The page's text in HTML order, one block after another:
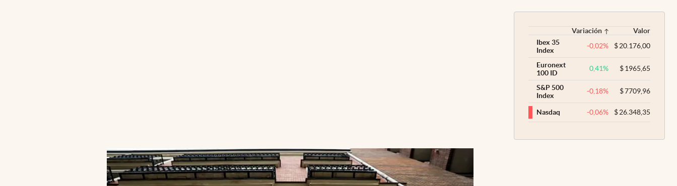
Variación
Valor
Ibex 35
Index
-0,02% $20.176,00
Euronext
100 ID
0,41% $1965,65
S&P 500
Index
-0,18% $7709,96
Nasdaq -0,06% $26.348,35